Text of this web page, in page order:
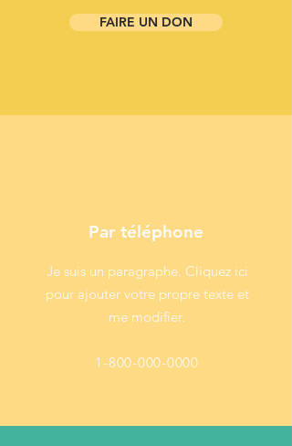
FAIRE UN DON
Par téléphone
Je suis un paragraphe. Cliquez ici
pour ajouter votre propre texte et
me modifier.
1-800-000-0000